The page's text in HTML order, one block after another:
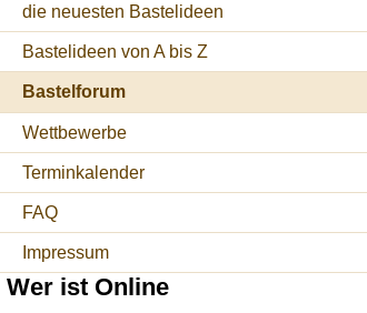
die neuesten Bastelideen
Bastelideen von A bis Z
Bastelforum
Wettbewerbe
Terminkalender
FAQ
Impressum
Wer ist Online